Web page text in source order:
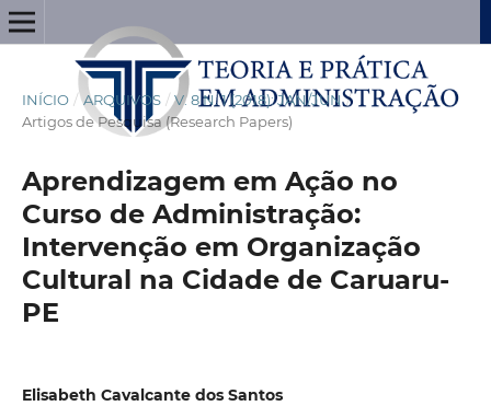
INÍCIO / ARQUIVOS / V. 8 N. 1 (2018): JAN/JUN /
Artigos de Pesquisa (Research Papers)
Aprendizagem em Ação no
Curso de Administração:
Intervenção em Organização
Cultural na Cidade de Caruaru-
PE
Elisabeth Cavalcante dos Santos